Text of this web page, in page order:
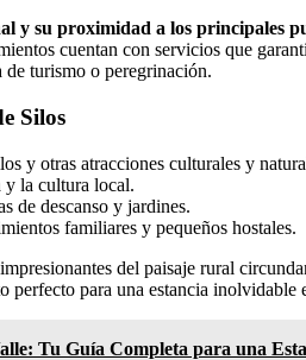
y su proximidad a los principales
cuentan con servicios que
de turismo o peregrinación.
Silos
y otras atracciones culturales y
y la cultura local.
de descanso y jardines.
familiares y pequeños hostales.
del paisaje rural
perfecto para una estancia
Tu Guía Completa para una